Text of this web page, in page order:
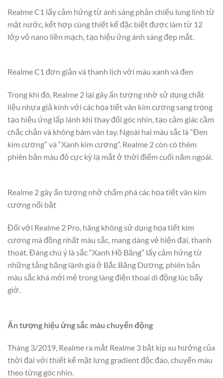
Realme C1 lấy cảm hứng từ ánh sáng phản chiếu lung linh từ
mặt nước, kết hợp cùng thiết kế đặc biệt được làm từ 12
lớp vỏ nano liền mạch, tạo hiệu ứng ánh sáng đẹp mắt.
Realme C1 đơn giản và thanh lịch với màu xanh và đen
Trong khi đó, Realme 2 lại gây ấn tượng nhờ sử dụng chất
liệu nhựa giả kính với các họa tiết vân kim cương sang trọng
tạo hiệu ứng lấp lánh khi thay đổi góc nhìn, tạo cảm giác cầm
chắc chắn và không bám vân tay. Ngoài hai màu sắc là “Đen
kim cương” và “Xanh kim cương”. Realme 2 còn có thêm
phiên bản màu đỏ cực kỳ lạ mắt ở thời điểm cuối năm ngoái.
Realme 2 gây ấn tượng nhờ chấm phá các họa tiết vân kim
cương nổi bật
Đối với Realme 2 Pro, hãng không sử dụng họa tiết kim
cương mà đồng nhất màu sắc, mang dáng vẻ hiện đại, thanh
thoát. Đáng chú ý là sắc “Xanh Hồ Băng” lấy cảm hứng từ
những tảng băng lạnh giá ở Bắc Băng Dương, phiên bản
màu sắc khá mới mẻ trong làng điện thoai di động lúc bấy
giờ.
Ấn tượng hiệu ứng sắc màu chuyển động
Tháng 3/2019, Realme ra mắt Realme 3 bắt kịp xu hướng của
thời đại với thiết kế mặt lưng gradient độc đáo, chuyển màu
theo từng góc nhìn.